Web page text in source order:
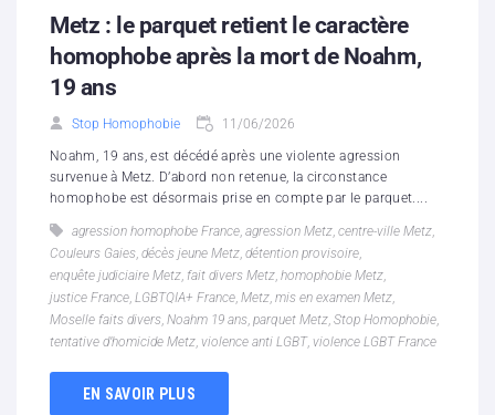
Metz : le parquet retient le caractère
homophobe après la mort de Noahm,
19 ans
Stop Homophobie 11/06/2026
Noahm, 19 ans, est décédé après une violente agression
survenue à Metz. D’abord non retenue, la circonstance
homophobe est désormais prise en compte par le parquet....
agression homophobe France, agression Metz, centre-ville Metz,
Couleurs Gaies, décès jeune Metz, détention provisoire,
enquête judiciaire Metz, fait divers Metz, homophobie Metz,
justice France, LGBTQIA+ France, Metz, mis en examen Metz,
Moselle faits divers, Noahm 19 ans, parquet Metz, Stop Homophobie,
tentative d’homicide Metz, violence anti LGBT, violence LGBT France
EN SAVOIR PLUS